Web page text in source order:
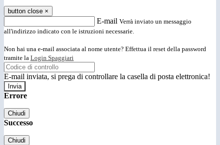
button close ×
E-mail Verrà inviato un messaggio
all'indirizzo indicato con le istruzioni necessarie.
Non hai una e-mail associata al nome utente? Effettua il reset della password
tramite la Login Spaggiari
E-mail inviata, si prega di controllare la casella di posta elettronica!
Errore
Chiudi
Successo
Chiudi